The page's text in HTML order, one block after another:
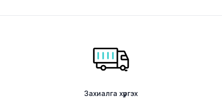
Захиалга хүргэх